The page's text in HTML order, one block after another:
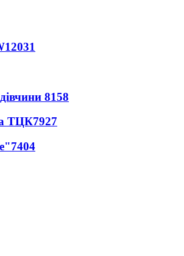
12031
8158
ТЦК7927
7404